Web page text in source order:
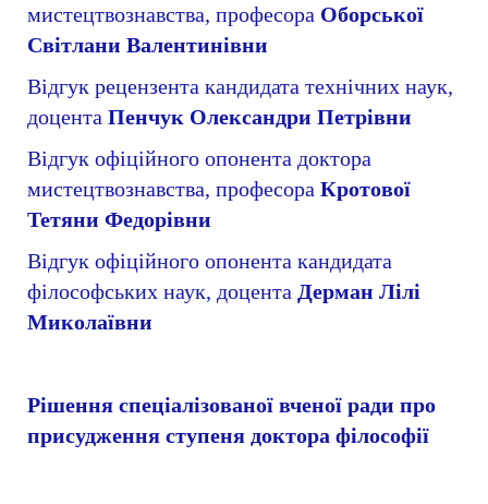
мистецтвознавства, професора Оборської
Світлани Валентинівни
Відгук рецензента кандидата технічних наук,
доцента Пенчук Олександри Петрівни
Відгук офіційного опонента доктора
мистецтвознавства, професора Кротової
Тетяни Федорівни
Відгук офіційного опонента кандидата
філософських наук, доцента Дерман Лілі
Миколаївни
Рішення спеціалізованої вченої ради про
присудження ступеня доктора філософії